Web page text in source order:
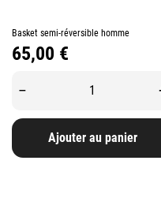
Basket semi-réversible homme
Prix
65,00 €
–
Ajouter au panier